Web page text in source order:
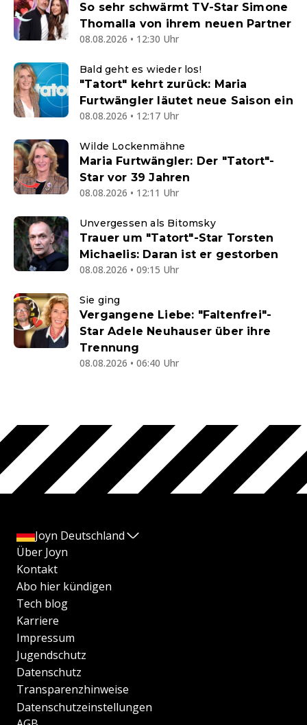
So sehr schwärmt TV-Star Simone
Thomalla von ihrem neuen Partner
08.08.2026 • 12:30 Uhr
Bald geht es wieder los!
"Tatort" kehrt zurück: Maria
Furtwängler läutet neue Saison ein
08.08.2026 • 12:17 Uhr
Wilde Lockenmähne
Maria Furtwängler: Der "Tatort"-
Star vor 39 Jahren
08.08.2026 • 12:11 Uhr
Unvergessen als Bitomsky
Trauer um "Tatort"-Star Torsten
Michaelis: Daran ist er gestorben
08.08.2026 • 09:15 Uhr
Sie ging
Vergangene Liebe: "Faltenfrei"-
Star Adele Neuhauser über ihre
Trennung
08.08.2026 • 06:40 Uhr
Joyn Deutschland
Über Joyn
Kontakt
Abo hier kündigen
Tech blog
Karriere
Impressum
Jugendschutz
Datenschutz
Transparenzhinweise
Datenschutzeinstellungen